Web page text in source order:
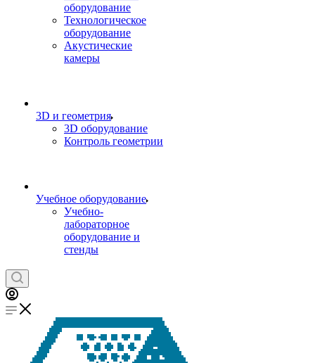
оборудование
Технологическое
оборудование
Акустические
камеры
3D и геометрия
3D оборудование
Контроль геометрии
Учебное оборудование
Учебно-
лабораторное
оборудование и
стенды